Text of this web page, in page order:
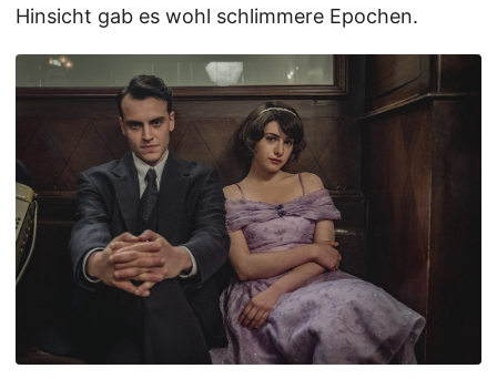
Hinsicht gab es wohl schlimmere Epochen.